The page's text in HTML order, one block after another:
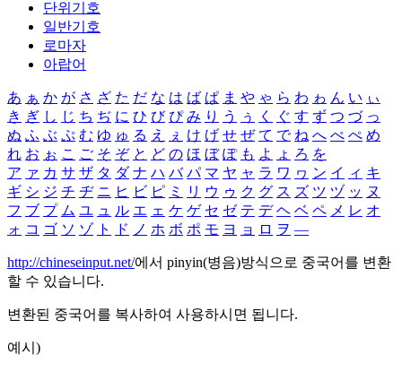
단위기호
일반기호
로마자
아랍어
あ ぁ か が さ ざ た だ な は ば ぱ ま や ゃ ら わ ゎ ん い ぃ
き ぎ し じ ち ぢ に ひ び ぴ み り う ぅ く ぐ す ず つ づ っ
ぬ ふ ぶ ぷ む ゆ ゅ る え ぇ け げ せ ぜ て で ね へ べ ぺ め
れ お ぉ こ ご そ ぞ と ど の ほ ぼ ぽ も よ ょ ろ を
ア ァ カ サ ザ タ ダ ナ ハ バ パ マ ヤ ャ ラ ワ ヮ ン イ ィ キ
ギ シ ジ チ ヂ ニ ヒ ビ ピ ミ リ ウ ゥ ク グ ス ズ ツ ヅ ッ ヌ
フ ブ プ ム ユ ュ ル エ ェ ケ ゲ セ ゼ テ デ ヘ ベ ペ メ レ オ
ォ コ ゴ ソ ゾ ト ド ノ ホ ボ ポ モ ヨ ョ ロ ヲ ―
http://chineseinput.net/에서 pinyin(병음)방식으로 중국어를 변환
할 수 있습니다.
변환된 중국어를 복사하여 사용하시면 됩니다.
예시)